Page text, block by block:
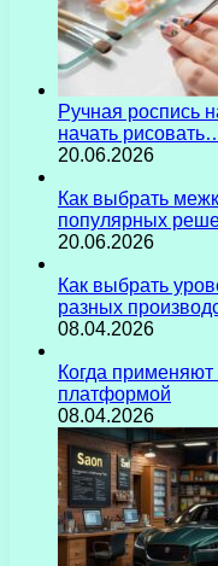
Ручная роспись
начать
20.06.2026
Как выбрать
популярных
20.06.2026
Как выбрать
разных
08.04.2026
Когда
платформой
08.04.2026